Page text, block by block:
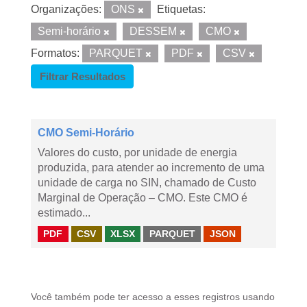
Organizações: ONS
Etiquetas:
Semi-horário
DESSEM
CMO
Formatos:
PARQUET PDF
CSV
Filtrar Resultados
CMO Semi-Horário
Valores do custo, por unidade de energia
produzida, para atender ao incremento de uma
unidade de carga no SIN, chamado de Custo
Marginal de Operação – CMO. Este CMO é
estimado...
PDF CSV XLSX PARQUET JSON
Você também pode ter acesso a esses registros usando